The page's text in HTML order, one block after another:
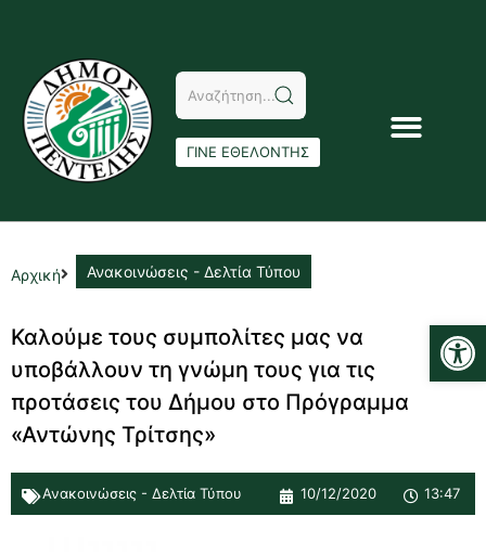
ΓΙΝΕ ΕΘΕΛΟΝΤΗΣ
Αρχική Ανακοινώσεις - Δελτία Τύπου
Καλούμε τους συμπολίτες μας να
υποβάλλουν τη γνώμη τους για τις
προτάσεις του Δήμου στο Πρόγραμμα
«Αντώνης Τρίτσης»
Ανακοινώσεις - Δελτία Τύπου 10/12/2020 13:47